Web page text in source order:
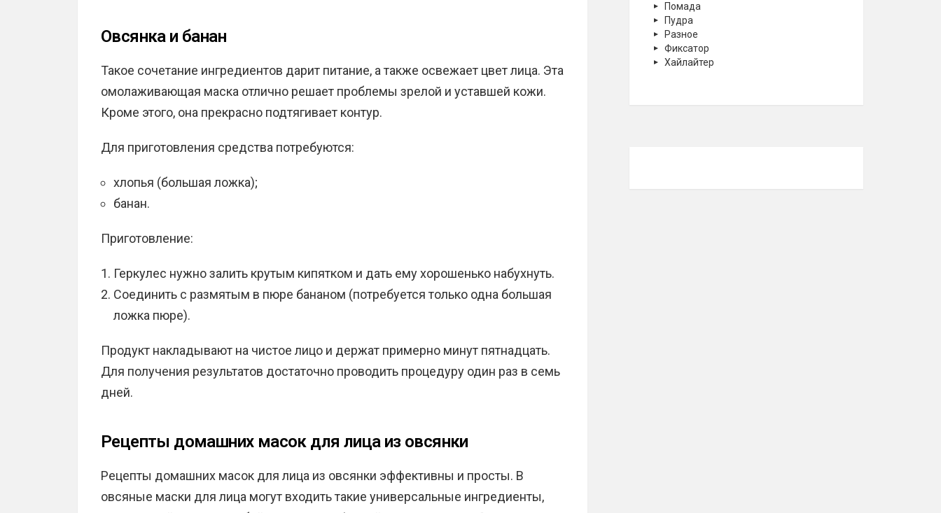
Овсянка и банан
Такое сочетание ингредиентов дарит питание, а также освежает цвет лица. Эта
омолаживающая маска отлично решает проблемы зрелой и уставшей кожи.
Кроме этого, она прекрасно подтягивает контур.
Для приготовления средства потребуются:
хлопья (большая ложка);
банан.
Приготовление:
Геркулес нужно залить крутым кипятком и дать ему хорошенько набухнуть.
Соединить с размятым в пюре бананом (потребуется только одна большая
ложка пюре).
Продукт накладывают на чистое лицо и держат примерно минут пятнадцать.
Для получения результатов достаточно проводить процедуру один раз в семь
дней.
Рецепты домашних масок для лица из овсянки
Рецепты домашних масок для лица из овсянки эффективны и просты. В
овсяные маски для лица могут входить такие универсальные ингредиенты,
Помада
Пудра
Разное
Фиксатор
Хайлайтер